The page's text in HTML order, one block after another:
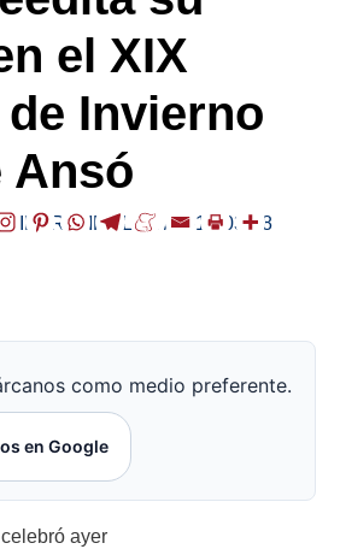
el XIX
Invierno
Ansó
EIBAR ,KIROLAK /2019-03-18
como medio preferente.
en Google
ayer